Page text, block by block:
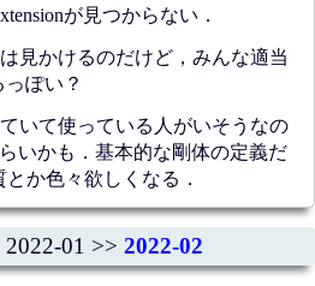
が見つからない．
見かけるのだけど，みんな適当
ぽい？
いて使っている人がいそうなの
いかも．基本的な剛体の定義だ
か色々欲しくなる．
2022-01 >> 2022-02